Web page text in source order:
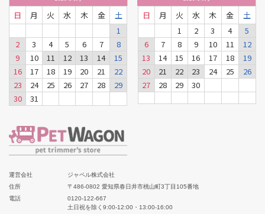
日 月 火 水 木 金
土
1
2
3 4 5 6 7
8
9
10 11 12 13 14
15
16
17 18 19 20 21
22
23
24 25 26 27 28
29
30
31
日 月 火 水 木 金
土
1
2 3 4
5
6
7 8 9 10 11
12
13
14 15 16 17 18
19
20
21 22 23 24 25
26
27
28 29 30
運営会社
ジャペル株式会社
住所
〒486-0802 愛知県春日井市桃山町3丁目105番地
電話
0120-122-667
土日祝を除く9:00-12:00・13:00-16:00